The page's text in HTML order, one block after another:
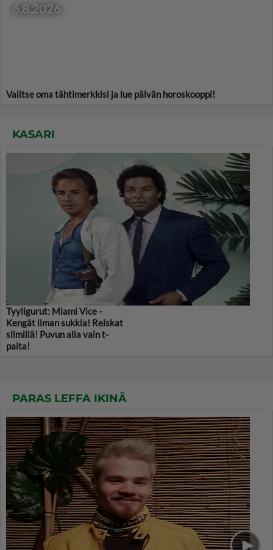
6.8.2026
Valitse oma tähtimerkkisi ja lue päivän horoskooppi!
KASARI
Tyyligurut: Miami Vice -
Kengät ilman sukkia! Reiskat
silmillä! Puvun alla vain t-
paita!
PARAS LEFFA IKINÄ